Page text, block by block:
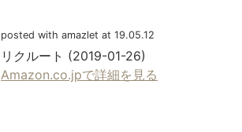
posted with amazlet at 19.05.12
リクルート (2019-01-26)
Amazon.co.jpで詳細を見る